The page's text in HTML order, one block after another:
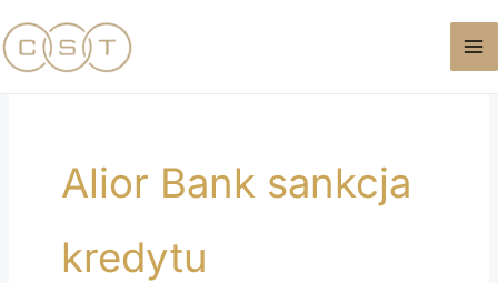
do
treści
Alior Bank sankcja
kredytu